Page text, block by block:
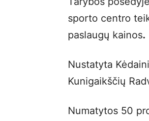
sporto centro
paslaugų kainos.
Nustatyta
Kunigaikščių
Numatytos 50